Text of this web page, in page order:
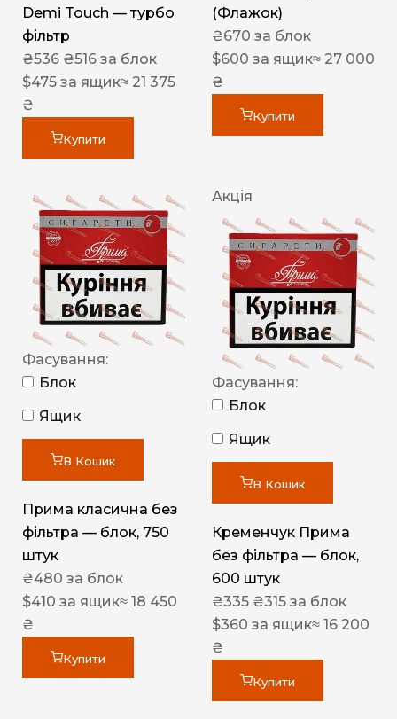
Demi Touch — турбо
фільтр
₴536 ₴516 за блок
$475 за ящик≈ 21 375
₴
Купити
(Флажок)
₴670 за блок
$600 за ящик≈ 27 000
₴
Купити
Фасування:
Блок
Ящик
В Кошик
Прима класична без
фільтра — блок, 750
штук
₴480 за блок
$410 за ящик≈ 18 450
₴
Купити
Акція
Фасування:
Блок
Ящик
В Кошик
Кременчук Прима
без фільтра — блок,
600 штук
₴335 ₴315 за блок
$360 за ящик≈ 16 200
₴
Купити